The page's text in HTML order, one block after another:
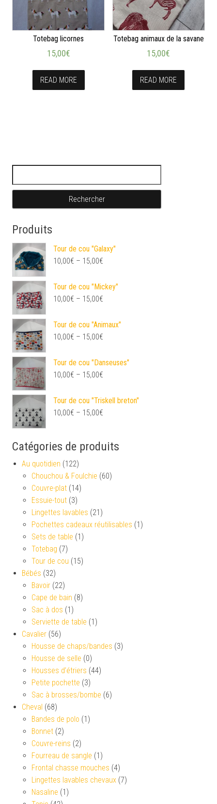
Totebag licornes
15,00€
READ MORE
Totebag animaux de la savane
15,00€
READ MORE
Produits
Tour de cou "Galaxy"
10,00€ – 15,00€
Tour de cou "Mickey"
10,00€ – 15,00€
Tour de cou "Animaux"
10,00€ – 15,00€
Tour de cou "Danseuses"
10,00€ – 15,00€
Tour de cou "Triskell breton"
10,00€ – 15,00€
Catégories de produits
Au quotidien (122)
Chouchou & Foulchie (60)
Couvre-plat (14)
Essuie-tout (3)
Lingettes lavables (21)
Pochettes cadeaux réutilisables (1)
Sets de table (1)
Totebag (7)
Tour de cou (15)
Bébés (32)
Bavoir (22)
Cape de bain (8)
Sac à dos (1)
Serviette de table (1)
Cavalier (56)
Housse de chaps/bandes (3)
Housse de selle (0)
Housses d’étriers (44)
Petite pochette (3)
Sac à brosses/bombe (6)
Cheval (68)
Bandes de polo (1)
Bonnet (2)
Couvre-reins (2)
Fourreau de sangle (1)
Frontal chasse mouches (4)
Lingettes lavables chevaux (7)
Nasaline (1)